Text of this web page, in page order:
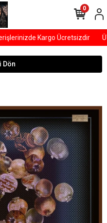
Kargo Ücretsizdir
0
Dön